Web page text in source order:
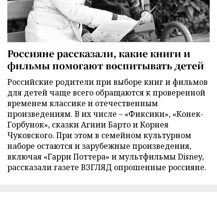
Россияне рассказали, какие книги и
фильмы помогают воспитывать детей
Российские родители при выборе книг и фильмов
для детей чаще всего обращаются к проверенной
временем классике и отечественным
произведениям. В их числе – «Фиксики», «Конек-
Горбунок», сказки Агнии Барто и Корнея
Чуковского. При этом в семейном культурном
наборе остаются и зарубежные произведения,
включая «Гарри Поттера» и мультфильмы Disney,
рассказали газете ВЗГЛЯД опрошенные россияне.